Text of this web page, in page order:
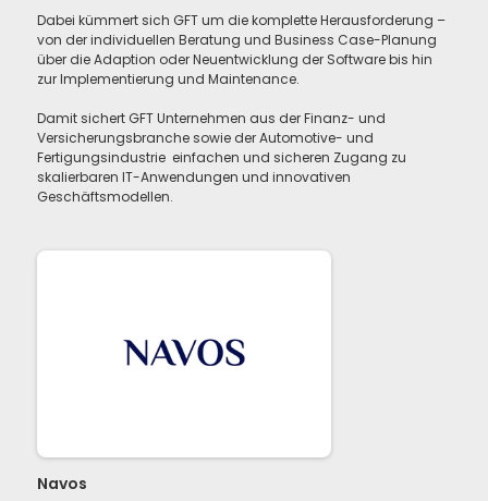
Dabei kümmert sich GFT um die komplette Herausforderung –
von der individuellen Beratung und Business Case-Planung
über die Adaption oder Neuentwicklung der Software bis hin
zur Implementierung und Maintenance.
Damit sichert GFT Unternehmen aus der Finanz- und
Versicherungsbranche sowie der Automotive- und
Fertigungsindustrie einfachen und sicheren Zugang zu
skalierbaren IT-Anwendungen und innovativen
Geschäftsmodellen.
Navos